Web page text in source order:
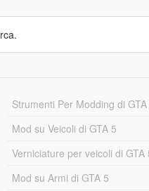
Strumenti Per Modding di GTA
Mod su Veicoli di GTA 5
Verniciature per veicoli di GTA
Mod su Armi di GTA 5